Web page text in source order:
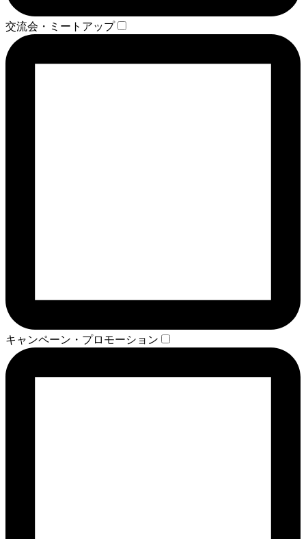
交流会・ミートアップ
キャンペーン・プロモーション